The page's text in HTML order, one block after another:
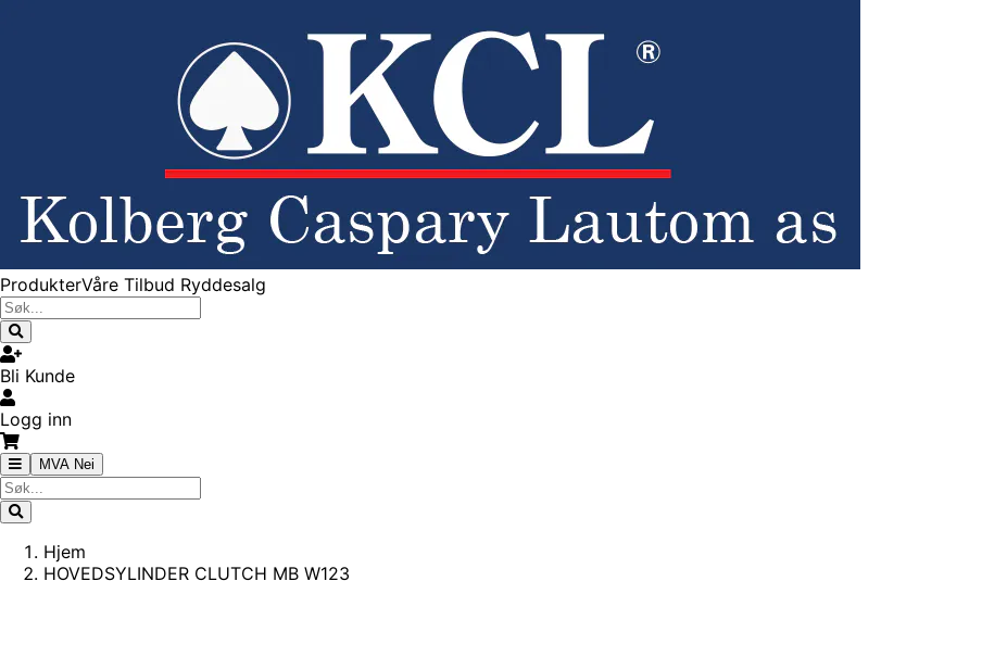
ProdukterVåre Tilbud Ryddesalg
Bli Kunde
Logg inn
MVA Nei
Hjem
HOVEDSYLINDER CLUTCH MB W123